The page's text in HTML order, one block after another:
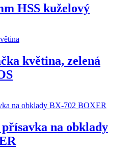
HSS kuželový
květina, zelená
na obklady